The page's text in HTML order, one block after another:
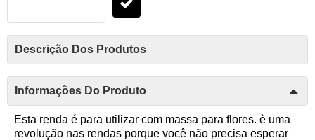
Descrição Dos Produtos
Informações Do Produto
Esta renda é para utilizar com massa para flores. è uma
revolução nas rendas porque você não precisa esperar